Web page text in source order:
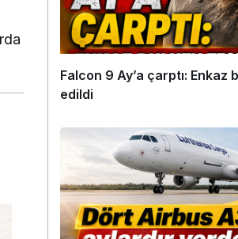
Falcon 9 Ay’a çarptı: Enkaz
edildi